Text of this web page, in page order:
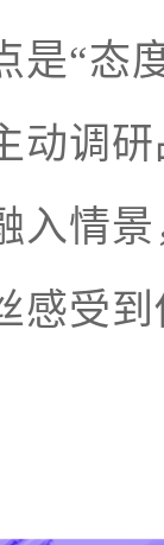
是“态
动调
入情景
感受